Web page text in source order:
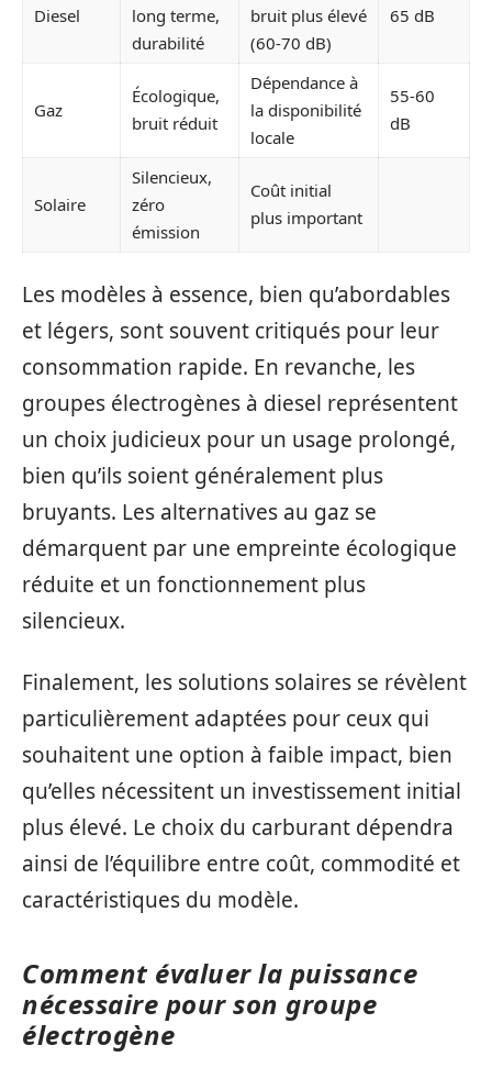
Diesel
long terme,
durabilité
bruit plus élevé
(60-70 dB)
65 dB
Gaz
Écologique,
bruit réduit
Dépendance à
la disponibilité
locale
55-60
dB
Solaire
Silencieux,
zéro
émission
Coût initial
plus important
Les modèles à essence, bien qu’abordables
et légers, sont souvent critiqués pour leur
consommation rapide. En revanche, les
groupes électrogènes à diesel représentent
un choix judicieux pour un usage prolongé,
bien qu’ils soient généralement plus
bruyants. Les alternatives au gaz se
démarquent par une empreinte écologique
réduite et un fonctionnement plus
silencieux.
Finalement, les solutions solaires se révèlent
particulièrement adaptées pour ceux qui
souhaitent une option à faible impact, bien
qu’elles nécessitent un investissement initial
plus élevé. Le choix du carburant dépendra
ainsi de l’équilibre entre coût, commodité et
caractéristiques du modèle.
Comment évaluer la puissance
nécessaire pour son groupe
électrogène